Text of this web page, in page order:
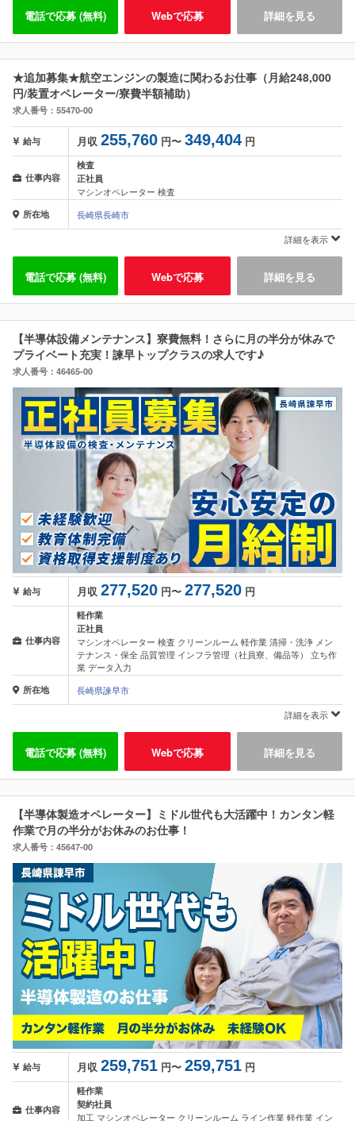
電話で応募 (無料) Webで応募 詳細を見る
★追加募集★航空エンジンの製造に関わるお仕事（月給248,000
円/装置オペレーター/寮費半額補助）
求人番号：55470-00
給与 月収 255,760 円〜 349,404 円
仕事内容
検査
正社員
マシンオペレーター 検査
所在地
長崎県長崎市
詳細を表示
電話で応募 (無料) Webで応募 詳細を見る
【半導体設備メンテナンス】寮費無料！さらに月の半分が休みで
プライベート充実！諫早トップクラスの求人です♪
求人番号：46465-00
給与 月収 277,520 円〜 277,520 円
仕事内容
軽作業
正社員
マシンオペレーター 検査 クリーンルーム 軽作業 清掃・洗浄 メン
テナンス・保全 品質管理 インフラ管理（社員寮、備品等） 立ち作
業 データ入力
所在地
長崎県諫早市
詳細を表示
電話で応募 (無料) Webで応募 詳細を見る
【半導体製造オペレーター】ミドル世代も大活躍中！カンタン軽
作業で月の半分がお休みのお仕事！
求人番号：45647-00
給与 月収 259,751 円〜 259,751 円
仕事内容
軽作業
契約社員
加工 マシンオペレーター クリーンルーム ライン作業 軽作業 イン